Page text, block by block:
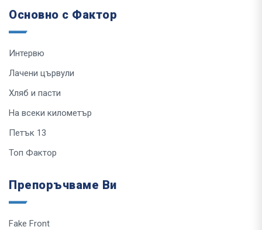
Основно с Фактор
Интервю
Лачени цървули
Хляб и пасти
На всеки километър
Петък 13
Топ Фактор
Препоръчваме Ви
Fake Front